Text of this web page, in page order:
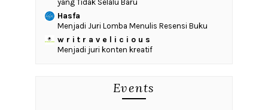
yang Tidak Selalu Baru
Hasfa
Menjadi Juri Lomba Menulis Resensi Buku
w r i t r a v e l i c i o u s
Menjadi juri konten kreatif
Events